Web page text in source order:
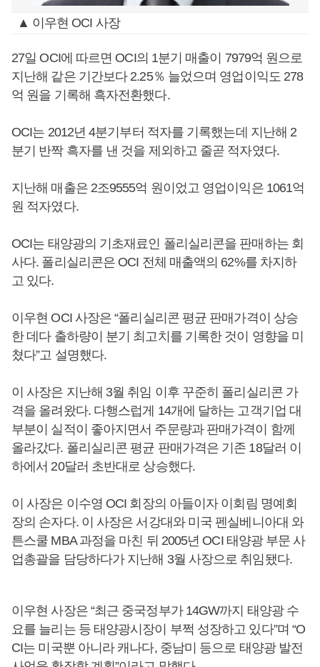
▲ 이우현 OCI 사장
27일 OCI에 따르면 OCI의 1분기 매출이 7979억 원으로
지난해 같은 기간보다 2.25％ 늘었으며 영업이익도 278
억 원을 기록해 흑자전환했다.
OCI는 2012년 4분기부터 적자를 기록했는데 지난해 2
분기 반짝 흑자를 낸 것을 제외하고 줄곧 적자였다.
지난해 매출은 2조9555억 원이었고 영업이익은 1061억
원 적자였다.
OCI는 태양광의 기초재료인 폴리실리콘을 판매하는 회
사다. 폴리실리콘은 OCI 전체 매출액의 62%를 차지하
고 있다.
이우현 OCI 사장은 “폴리실리콘 평균 판매가격이 상승
한 데다 출하량이 분기 최고치를 기록한 것이 영향을 미
쳤다”고 설명했다.
이 사장은 지난해 3월 취임 이후 꾸준히 폴리실리콘 가
격을 올려왔다. 다행스럽게 14개에 달하는 고객기업 대
부분이 실적이 좋아지면서 주문량과 판매가격이 함께
올라갔다. 폴리실리콘 평균 판매가격은 기존 18달러 이
하에서 20달러 초반대로 상승했다.
이 사장은 이수영 OCI 회장의 아들이자 이회림 명예회
장의 손자다. 이 사장은 서강대와 미국 펜실베니아대 와
튼스쿨 MBA 과정을 마친 뒤 2005년 OCI 태양광 부문 사
업총괄을 담당하다가 지난해 3월 사장으로 취임됐다.
이우현 사장은 “최근 중국정부가 14GW까지 태양광 수
요를 늘리는 등 태양광시장이 부쩍 성장하고 있다”며 “O
CI는 미국뿐 아니라 캐나다, 중남미 등으로 태양광 발전